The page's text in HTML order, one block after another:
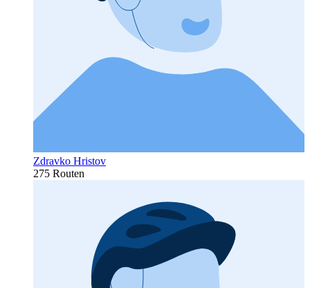
Zdravko Hristov
275 Routen